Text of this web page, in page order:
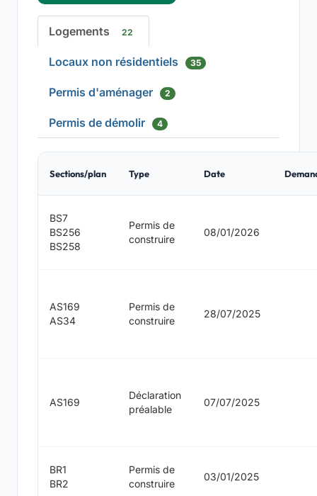
Logements 22
Locaux non résidentiels 35
Permis d'aménager 2
Permis de démolir 4
Sections/plan Type Date
BS7
BS256
BS258
Permis de
construire
08/01/2026
AS169
AS34
Permis de
construire
28/07/2025
AS169
Déclaration
préalable
07/07/2025
BR1
BR2
Permis de
construire
03/01/2025